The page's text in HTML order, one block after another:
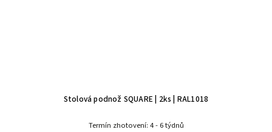
Stolová podnož SQUARE | 2ks | RAL1018
Termín zhotovení: 4 - 6 týdnů